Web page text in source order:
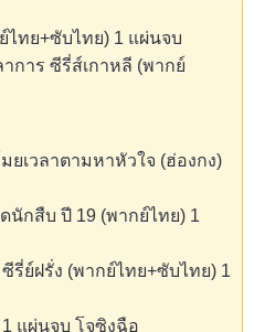
ไทย+ซับไทย) 1 แผ่นจบ
การ ซีรี่ส์เกาหลี (พากย์
ยเวลาตามหาหัวใจ (ฮ่องกง)
นักสืบ ปี 19 (พากย์ไทย) 1
ซีรี่ย์ฝรั่ง (พากย์ไทย+ซับไทย) 1
แผ่นจบ โจซิงฉือ